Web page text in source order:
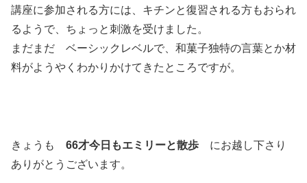
講座に参加される方には、キチンと復習される方もおられ
るようで、ちょっと刺激を受けました。
まだまだ ベーシックレベルで、和菓子独特の言葉とか材
料がようやくわかりかけてきたところですが。
きょうも 66才今日もエミリーと散歩 にお越し下さり
ありがとうございます。